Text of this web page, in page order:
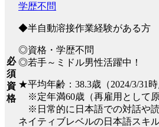
必
須
資
格
学歴不問
◆半自動溶接作業経験がある方
◎資格・学歴不問
◎若手～ミドル男性活躍中！
★平均年齢：38.3歳（2024/3/31
※定年満60歳（再雇用として原
※日常的に日本語での対話や読
ネイティブレベルの日本語スキ